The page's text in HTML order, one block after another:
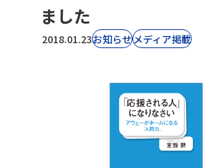
ました
2018.01.23お知らせ⁨⁩メディア掲載